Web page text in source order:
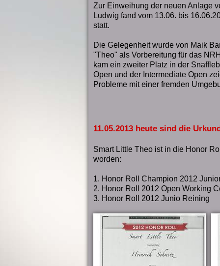
Zur Einweihung der neuen Anlage
Ludwig fand vom 13.06. bis
statt.
Die Gelegenheit wurde von Maik
"Theo" als Vorbereitung für das
kam ein zweiter Platz in der
Open und der Intermediate Open
Probleme mit einer fremden
11.05.2013 heute sind die
Smart Little Theo ist in die Honor
worden:
1. Honor Roll Champion 2012
2. Honor Roll 2012 Open Working
3. Honor Roll 2012 Junio Reining